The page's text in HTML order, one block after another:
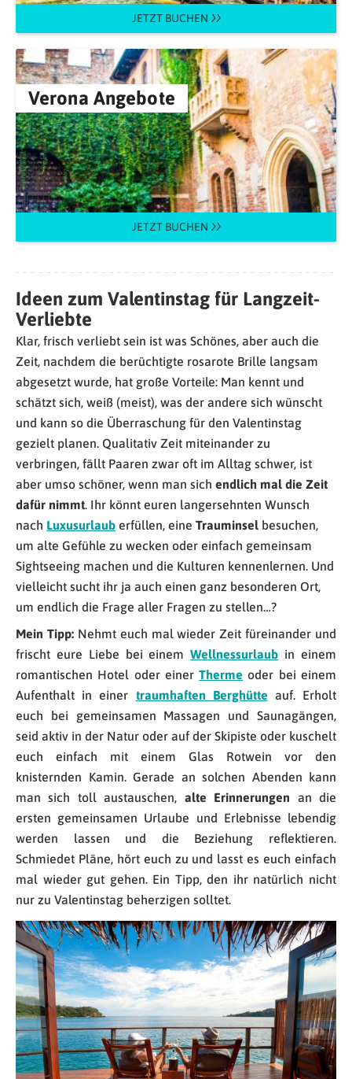
JETZT BUCHEN
Verona Angebote
JETZT BUCHEN
Ideen zum Valentinstag für Langzeit-
Verliebte
Klar, frisch verliebt sein ist was Schönes, aber auch die
Zeit, nachdem die berüchtigte rosarote Brille langsam
abgesetzt wurde, hat große Vorteile: Man kennt und
schätzt sich, weiß (meist), was der andere sich wünscht
und kann so die Überraschung für den Valentinstag
gezielt planen. Qualitativ Zeit miteinander zu
verbringen, fällt Paaren zwar oft im Alltag schwer, ist
aber umso schöner, wenn man sich endlich mal die Zeit
dafür nimmt. Ihr könnt euren langersehnten Wunsch
nach Luxusurlaub erfüllen, eine Trauminsel besuchen,
um alte Gefühle zu wecken oder einfach gemeinsam
Sightseeing machen und die Kulturen kennenlernen. Und
vielleicht sucht ihr ja auch einen ganz besonderen Ort,
um endlich die Frage aller Fragen zu stellen…?
Mein Tipp: Nehmt euch mal wieder Zeit füreinander und
frischt eure Liebe bei einemWellnessurlaub in einem
romantischen Hotel oder einerTherme oder bei einem
Aufenthalt in einer traumhaften Berghütte auf. Erholt
euch bei gemeinsamen Massagen und Saunagängen,
seid aktiv in der Natur oder auf der Skipiste oder kuschelt
euch einfach mit einem Glas Rotwein vor den
knisternden Kamin. Gerade an solchen Abenden kann
man sich toll austauschen, alte Erinnerungen an die
ersten gemeinsamen Urlaube und Erlebnisse lebendig
werden lassen und die Beziehung reflektieren.
Schmiedet Pläne, hört euch zu und lasst es euch einfach
mal wieder gut gehen. Ein Tipp, den ihr natürlich nicht
nur zu Valentinstag beherzigen solltet.